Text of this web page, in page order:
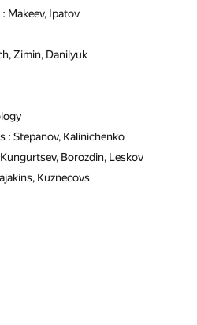
Makeev, Ipatov
Zimin, Danilyuk
: Stepanov, Kalinichenko
Borozdin, Leskov
Kuznecovs